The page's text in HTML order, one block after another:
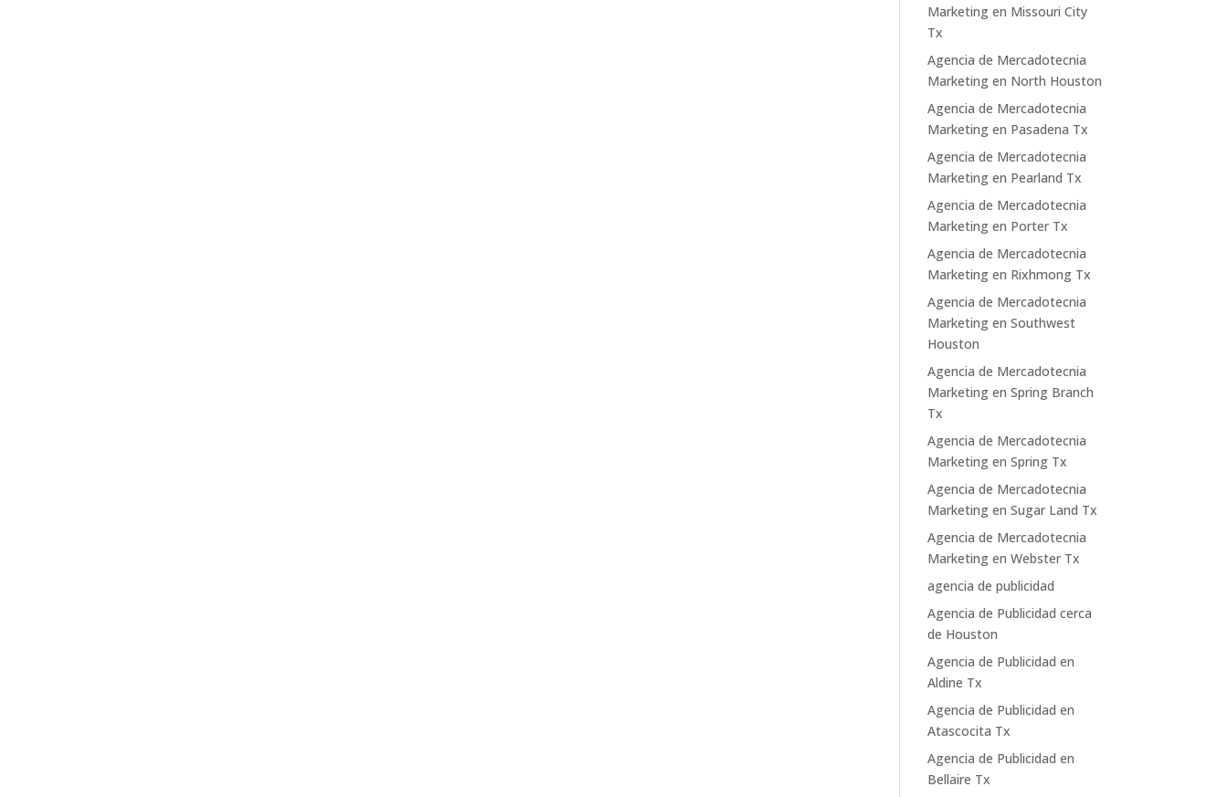
Marketing en Missouri City
Tx
Agencia de Mercadotecnia
Marketing en North Houston
Agencia de Mercadotecnia
Marketing en Pasadena Tx
Agencia de Mercadotecnia
Marketing en Pearland Tx
Agencia de Mercadotecnia
Marketing en Porter Tx
Agencia de Mercadotecnia
Marketing en Rixhmong Tx
Agencia de Mercadotecnia
Marketing en Southwest
Houston
Agencia de Mercadotecnia
Marketing en Spring Branch
Tx
Agencia de Mercadotecnia
Marketing en Spring Tx
Agencia de Mercadotecnia
Marketing en Sugar Land Tx
Agencia de Mercadotecnia
Marketing en Webster Tx
agencia de publicidad
Agencia de Publicidad cerca
de Houston
Agencia de Publicidad en
Aldine Tx
Agencia de Publicidad en
Atascocita Tx
Agencia de Publicidad en
Bellaire Tx